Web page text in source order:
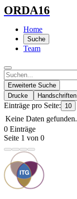
ORDA16
Home
Suche
Team
Erweiterte Suche
Drucke
Handschriften
Einträge pro Seite: 10
Keine Daten gefunden.
0 Einträge
Seite 1 von 0